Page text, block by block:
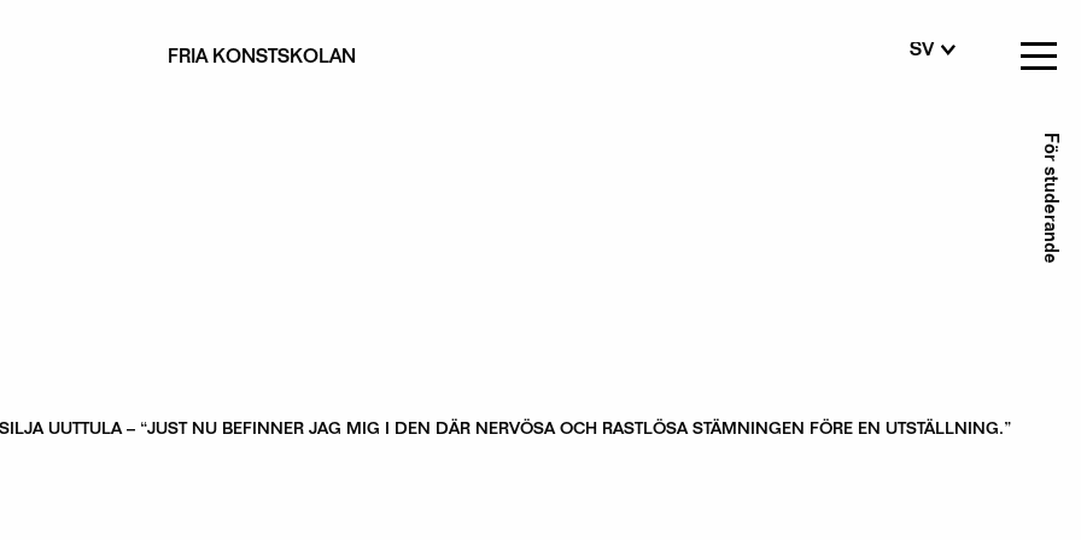
FRIA KONSTSKOLAN
SV
För studerande
UUTTULA – “JUST NU BEFINNER JAG MIG I DEN DÄR NERVÖSA OCH RASTLÖSA STÄMNINGEN FÖRE EN UTSTÄLLNING.”